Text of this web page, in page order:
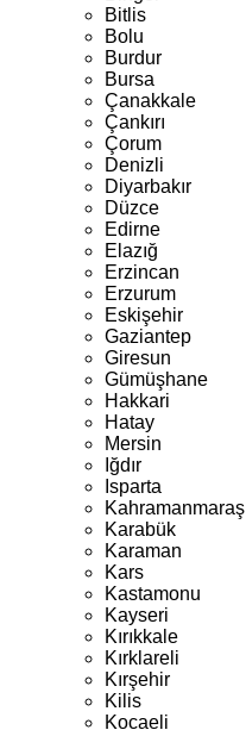
Bitlis
Bolu
Burdur
Bursa
Çanakkale
Çankırı
Çorum
Denizli
Diyarbakır
Düzce
Edirne
Elazığ
Erzincan
Erzurum
Eskişehir
Gaziantep
Giresun
Gümüşhane
Hakkari
Hatay
Mersin
Iğdır
Isparta
Kahramanmaraş
Karabük
Karaman
Kars
Kastamonu
Kayseri
Kırıkkale
Kırklareli
Kırşehir
Kilis
Kocaeli